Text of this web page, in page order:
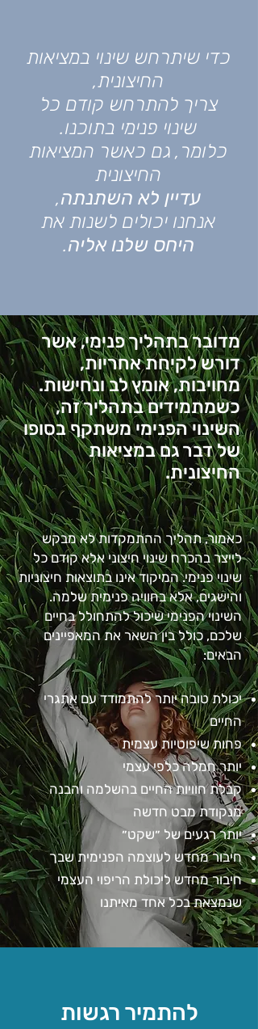
כדי שיתרחש שינוי במציאות
החיצונית,
צריך להתרחש קודם כל
שינוי פנימי בתוכנו.
כלומר, גם כאשר המציאות
החיצונית
עדיין לא השתנתה,
אנחנו יכולים לשנות את
היחס שלנו אליה.
מדובר בתהליך פנימי, אשר
דורש לקיחת אחריות,
מחויבות, אומץ לב ונחישות.
כשמתמידים בתהליך זה,
השינוי הפנימי משתקף בסופו
של דבר גם במציאות
החיצונית.
כאמור, תהליך ההתמקדות לא מבקש
לייצר בהכרח שינוי חיצוני אלא קודם כל
שינוי פנימי. המיקוד אינו בתוצאות חיצוניות
והישגים, אלא בחוויה פנימית שלמה.
השינוי הפנימי שיכול להתחולל בחיים
שלכם, כולל בין השאר את המאפיינים
הבאים:
יכולת טובה יותר להתמודד עם אתגרי
החיים
פחות שיפוטיות עצמית
יותר חמלה כלפי עצמי
קבלת חוויות החיים בהשלמה והבנה
מנקודת מבט חדשה
יותר רגעים של ״שקט״
חיבור מחדש לעוצמה הפנימית שבך
חיבור מחדש ליכולת הריפוי העצמי
שנמצאת בכל אחד מאיתנו
להתמיר רגשות